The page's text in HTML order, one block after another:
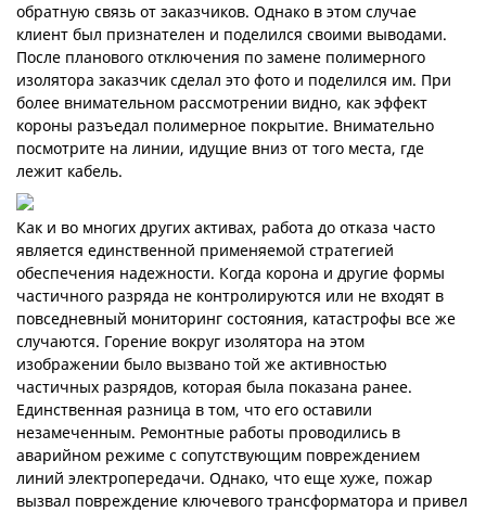
обратную связь от заказчиков. Однако в этом случае
клиент был признателен и поделился своими выводами.
После планового отключения по замене полимерного
изолятора заказчик сделал это фото и поделился им. При
более внимательном рассмотрении видно, как эффект
короны разъедал полимерное покрытие. Внимательно
посмотрите на линии, идущие вниз от того места, где
лежит кабель.
Как и во многих других активах, работа до отказа часто
является единственной применяемой стратегией
обеспечения надежности. Когда корона и другие формы
частичного разряда не контролируются или не входят в
повседневный мониторинг состояния, катастрофы все же
случаются. Горение вокруг изолятора на этом
изображении было вызвано той же активностью
частичных разрядов, которая была показана ранее.
Единственная разница в том, что его оставили
незамеченным. Ремонтные работы проводились в
аварийном режиме с сопутствующим повреждением
линий электропередачи. Однако, что еще хуже, пожар
вызвал повреждение ключевого трансформатора и привел